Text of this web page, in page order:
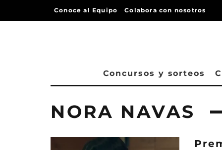
Conoce al Equipo Colabora con nosotros
Concursos y sorteos
NORA NAVAS